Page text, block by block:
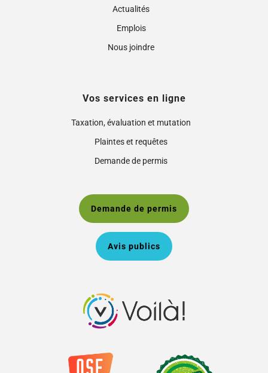
Actualités
Emplois
Nous joindre
Vos services en ligne
Taxation, évaluation et mutation
Plaintes et requêtes
Demande de permis
Demande de permis
Avis publics